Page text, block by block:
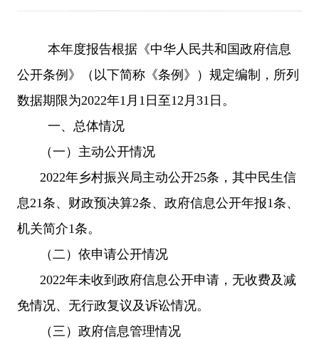
本年度报告根据《中华人民共和国政府信息
公开条例》（以下简称《条例》）规定编制，所列
数据期限为2022年1月1日至12月31日。
一、总体情况
（一）主动公开情况
2022年乡村振兴局主动公开25条，其中民生信
息21条、财政预决算2条、政府信息公开年报1条、
机关简介1条。
（二）依申请公开情况
2022年未收到政府信息公开申请，无收费及减
免情况、无行政复议及诉讼情况。
（三）政府信息管理情况